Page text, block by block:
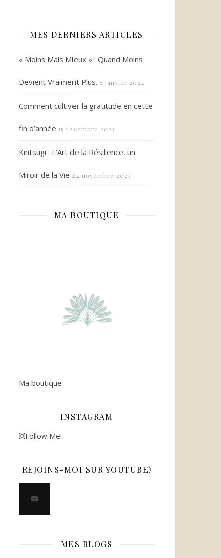
MES DERNIERS ARTICLES
« Moins Mais Mieux » : Quand Moins
Devient Vraiment Plus. 8 janvier 2024
Comment cultiver la gratitude en cette
fin d’année 15 décembre 2023
Kintsugi : L’Art de la Résilience, un
Miroir de la Vie 24 novembre 2023
MA BOUTIQUE
Ma boutique
INSTAGRAM
Follow Me!
REJOINS-MOI SUR YOUTUBE!
MES BLOGS